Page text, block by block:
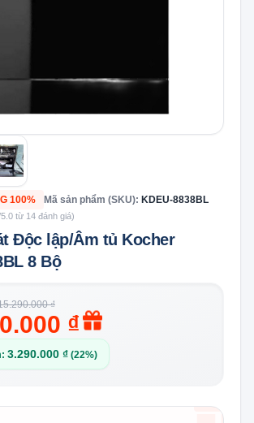
100% Mã sản phẩm (SKU): KDEU-8838BL
từ 14 đánh giá)
Độc lập/Âm tủ Kocher
8 Bộ
₫
₫
3.290.000 ₫ (22%)